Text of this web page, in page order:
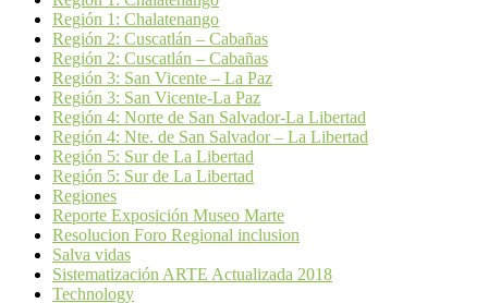
Región 1: Chalatenango
Región 2: Cuscatlán – Cabañas
Región 2: Cuscatlán – Cabañas
Región 3: San Vicente – La Paz
Región 3: San Vicente-La Paz
Región 4: Norte de San Salvador-La Libertad
Región 4: Nte. de San Salvador – La Libertad
Región 5: Sur de La Libertad
Región 5: Sur de La Libertad
Regiones
Reporte Exposición Museo Marte
Resolucion Foro Regional inclusion
Salva vidas
Sistematización ARTE Actualizada 2018
Technology